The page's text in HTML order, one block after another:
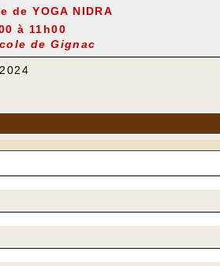
de YOGA NIDRA
à 11h00
de Gignac